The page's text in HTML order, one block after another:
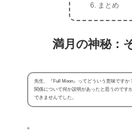
まとめ
満月の神秘：
先生、『Full Moon』ってどういう意味ですか
関係について何か説明があったと思うのです
できませんでした。